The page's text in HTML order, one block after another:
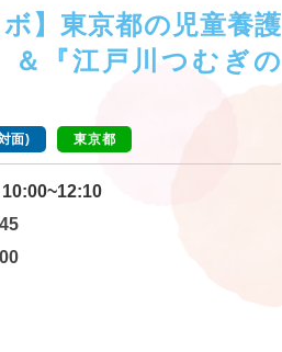
】東京都の児童養護
＆『江戸川つむぎの
面) 東京都